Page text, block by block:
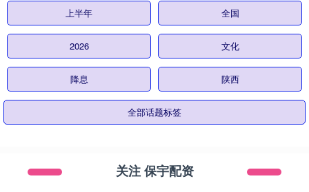
上半年 全国
2026 文化
降息 陕西
全部话题标签
关注 保宇配资